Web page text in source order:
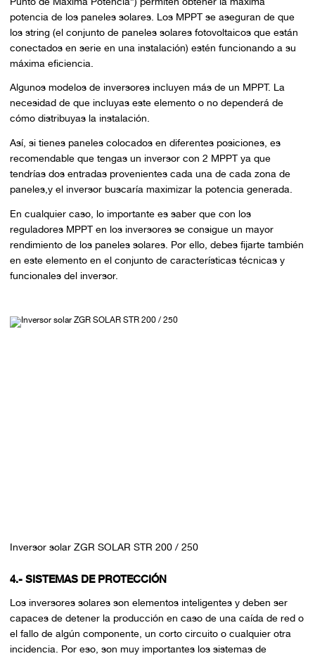
potencia de los paneles solares. Los MPPT se aseguran de que
los string (el conjunto de paneles solares fotovoltaicos que están
conectados en serie en una instalación) estén funcionando a su
máxima eficiencia.
Algunos modelos de inversores incluyen más de un MPPT. La
necesidad de que incluyas este elemento o no dependerá de
cómo distribuyas la instalación.
Así, si tienes paneles colocados en diferentes posiciones, es
recomendable que tengas un inversor con 2 MPPT ya que
tendrías dos entradas provenientes cada una de cada zona de
paneles,y el inversor buscaría maximizar la potencia generada.
En cualquier caso, lo importante es saber que con los
reguladores MPPT en los inversores se consigue un mayor
rendimiento de los paneles solares. Por ello, debes fijarte también
en este elemento en el conjunto de características técnicas y
funcionales del inversor.
Inversor solar ZGR SOLAR STR 200 / 250
4.- SISTEMAS DE PROTECCIÓN
Los inversores solares son elementos inteligentes y deben ser
capaces de detener la producción en caso de una caída de red o
el fallo de algún componente, un corto circuito o cualquier otra
incidencia. Por eso, son muy importantes los sistemas de